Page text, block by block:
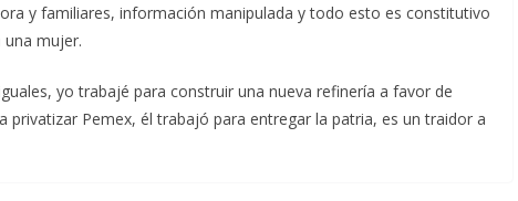
y familiares, información manipulada y todo esto es constitutivo
mujer.
yo trabajé para construir una nueva refinería a favor de
privatizar Pemex, él trabajó para entregar la patria, es un traidor a